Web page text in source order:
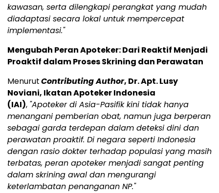
kawasan, serta dilengkapi perangkat yang mudah
diadaptasi secara lokal untuk mempercepat
implementasi."
Mengubah Peran Apoteker: Dari Reaktif Menjadi
Proaktif dalam Proses Skrining dan Perawatan
MenurutContributing Author, Dr. Apt. Lusy
Noviani, Ikatan Apoteker Indonesia
(IAI), "Apoteker di Asia-Pasifik kini tidak hanya
menangani pemberian obat, namun juga berperan
sebagai garda terdepan dalam deteksi dini dan
perawatan proaktif. Di negara seperti Indonesia
dengan rasio dokter terhadap populasi yang masih
terbatas, peran apoteker menjadi sangat penting
dalam skrining awal dan mengurangi
keterlambatan penanganan NP."